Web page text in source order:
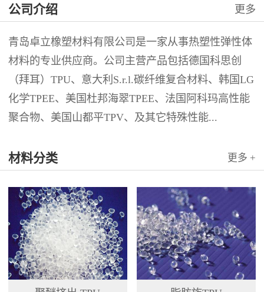
公司介绍 更多
青岛卓立橡塑材料有限公司是一家从事热塑性弹性体
材料的专业供应商。公司主营产品包括德国科思创
（拜耳）TPU、意大利S.r.l.碳纤维复合材料、韩国LG
化学TPEE、美国杜邦海翠TPEE、法国阿科玛高性能
聚合物、美国山都平TPV、及其它特殊性能...
材料分类 更多 +